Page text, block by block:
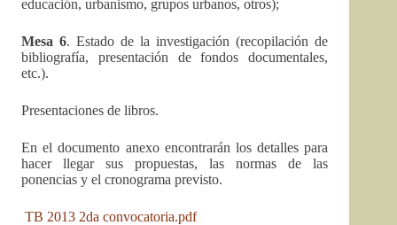
educación, urbanismo, grupos urbanos, otros);
Mesa 6. Estado de la investigación (recopilación de
bibliografía, presentación de fondos documentales,
etc.).
Presentaciones de libros.
En el documento anexo encontrarán los detalles para
hacer llegar sus propuestas, las normas de las
ponencias y el cronograma previsto.
TB 2013 2da convocatoria.pdf